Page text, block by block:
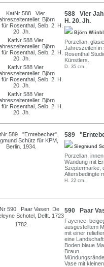
588 Vier
H. 20. Jh.
Björn
Porzellan,
Jahreszeiten in
Rosenthal
Künstlers.
D. 35 cm.
589
Siegmund
Porzellan,
Wandung mit
Szeptermarke,
Altersbedingte
H. 22 cm.
590 Paar
Fayence,
ausgestelltem
mit einer
eine
Boden blaue
Braun.
Vase mit